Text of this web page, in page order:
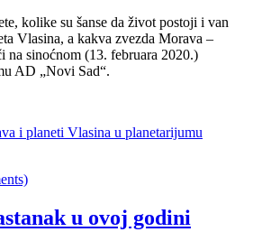
kolike su šanse da život postoji i van
Vlasina, a kakva zvezda Morava –
na sinoćnom (13. februara 2020.)
AD „Novi Sad“.
i planeti Vlasina u planetarijumu
u ovoj godini